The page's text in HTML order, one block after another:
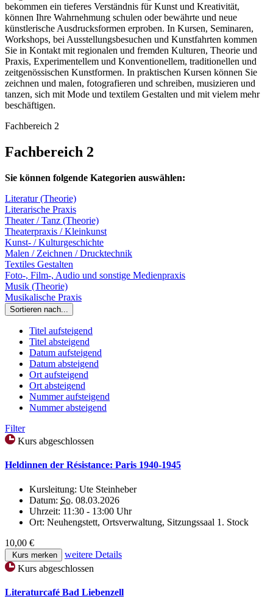
bekommen ein tieferes Verständnis für Kunst und Kreativität,
können Ihre Wahrnehmung schulen oder bewährte und neue
künstlerische Ausdrucksformen erproben. In Kursen, Seminaren,
Workshops, bei Ausstellungsbesuchen und Kunstfahrten kommen
Sie in Kontakt mit regionalen und fremden Kulturen, Theorie und
Praxis, Experimentellem und Konventionellem, traditionellen und
zeitgenössischen Kunstformen. In praktischen Kursen können Sie
zeichnen und malen, fotografieren und schreiben, musizieren und
tanzen, sich mit Mode und textilem Gestalten und mit vielem mehr
beschäftigen.
Fachbereich 2
Fachbereich 2
Sie können folgende Kategorien auswählen:
Literatur (Theorie)
Literarische Praxis
Theater / Tanz (Theorie)
Theaterpraxis / Kleinkunst
Kunst- / Kulturgeschichte
Malen / Zeichnen / Drucktechnik
Textiles Gestalten
Foto-, Film-, Audio und sonstige Medienpraxis
Musik (Theorie)
Musikalische Praxis
Sortieren nach...
Titel aufsteigend
Titel absteigend
Datum aufsteigend
Datum absteigend
Ort aufsteigend
Ort absteigend
Nummer aufsteigend
Nummer absteigend
Filter
Kurs abgeschlossen
Heldinnen der Résistance: Paris 1940-1945
Kursleitung: Ute Steinheber
Datum: So. 08.03.2026
Uhrzeit: 11:30 - 13:00 Uhr
Ort: Neuhengstett, Ortsverwaltung, Sitzungssaal 1. Stock
10,00 €
Kurs merken
weitere Details
Kurs abgeschlossen
Literaturcafé Bad Liebenzell